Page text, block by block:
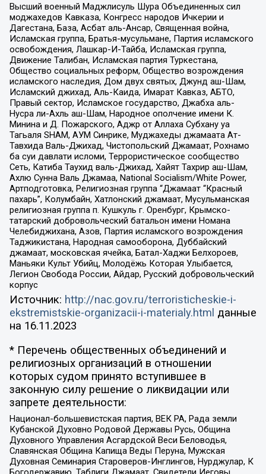
Высший военный Маджлисуль Шура Объединенных сил
моджахедов Кавказа, Конгресс народов Ичкерии и
Дагестана, База, Асбат аль-Ансар, Священная война,
Исламская группа, Братья-мусульмане, Партия исламского
освобождения, Лашкар-И-Тайба, Исламская группа,
Движение Талибан, Исламская партия Туркестана,
Общество социальных реформ, Общество возрождения
исламского наследия, Дом двух святых, Джунд аш-Шам,
Исламский джихад, Аль-Каида, Имарат Кавказ, АБТО,
Правый сектор, Исламское государство, Джабха аль-
Нусра ли-Ахль аш-Шам, Народное ополчение имени К.
Минина и Д. Пожарского, Аджр от Аллаха Субхану уа
Тагьаля SHAM, АУМ Синрике, Муджахеды джамаата Ат-
Тавхида Валь-Джихад, Чистопольский Джамаат, Рохнамо
ба суи давлати исломи, Террористическое сообщество
Сеть, Катиба Таухид валь-Джихад, Хайят Тахрир аш-Шам,
Ахлю Сунна Валь Джамаа, National Socialism/White Power,
Артподготовка, Религиозная группа “Джамаат “Красный
пахарь”, Колумбайн, Хатлонский джамаат, Мусульманская
религиозная группа п. Кушкуль г. Оренбург, Крымско-
татарский добровольческий батальон имени Номана
Челебиджихана, Азов, Партия исламского возрождения
Таджикистана, Народная самооборона, Дуббайский
джамаат, московская ячейка, Батал-Хаджи Белхороев,
Маньяки Культ Убийц, Молодёжь Которая Улыбается,
Легион Свобода России, Айдар, Русский добровольческий
корпус
Источник: http://nac.gov.ru/terroristicheskie-i-
ekstremistskie-organizacii-i-materialy.html данные
на 16.11.2023
* Перечень общественных объединений и
религиозных организаций в отношении
которых судом принято вступившее в
законную силу решение о ликвидации или
запрете деятельности:
Национал-большевистская партия, ВЕК РА, Рада земли
Кубанской Духовно Родовой Державы Русь, Община
Духовного Управления Асгардской Веси Беловодья,
Славянская Община Капища Веды Перуна, Мужская
Духовная Семинария Староверов-Инглингов, Нурджулар, К